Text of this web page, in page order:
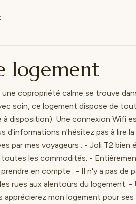
logement
copropriété calme se trouve
soin, ce logement dispose de
disposition). Une connexion Wifi
d'informations n'hésitez pas à lire
par mes voyageurs : - Joli T2 bien
les commodités. -
en compte : - Il n'y a pas de
rues aux alentours du logement. -
mon logement pour